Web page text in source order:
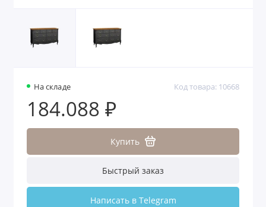
На складе Код товара: 10668
184.088 ₽
Купить
Быстрый заказ
Написать в Telegram